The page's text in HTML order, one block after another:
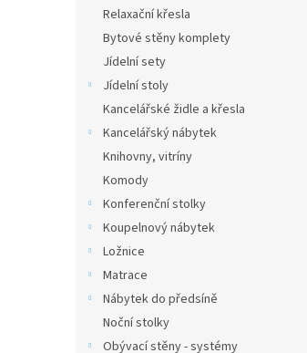
Relaxační křesla
Bytové stěny komplety
Jídelní sety
Jídelní stoly
Kancelářské židle a křesla
Kancelářský nábytek
Knihovny, vitríny
Komody
Konferenční stolky
Koupelnový nábytek
Ložnice
Matrace
Nábytek do předsíně
Noční stolky
Obývací stěny - systémy